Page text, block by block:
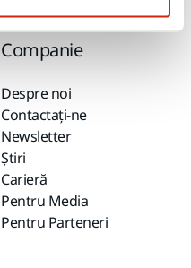
Companie
Despre noi
Contactaţi-ne
Newsletter
Știri
Carieră
Pentru Media
Pentru Parteneri